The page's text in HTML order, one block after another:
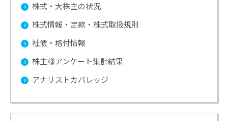
株式・大株主の状況
株式情報・定款・株式取扱規則
社債・格付情報
株主様アンケート集計結果
アナリストカバレッジ